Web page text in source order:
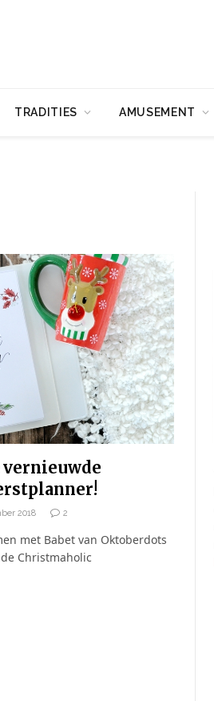
TRADITIES AMUSEMENT
vernieuwde
2018 2
met Babet van Oktoberdots
Christmaholic